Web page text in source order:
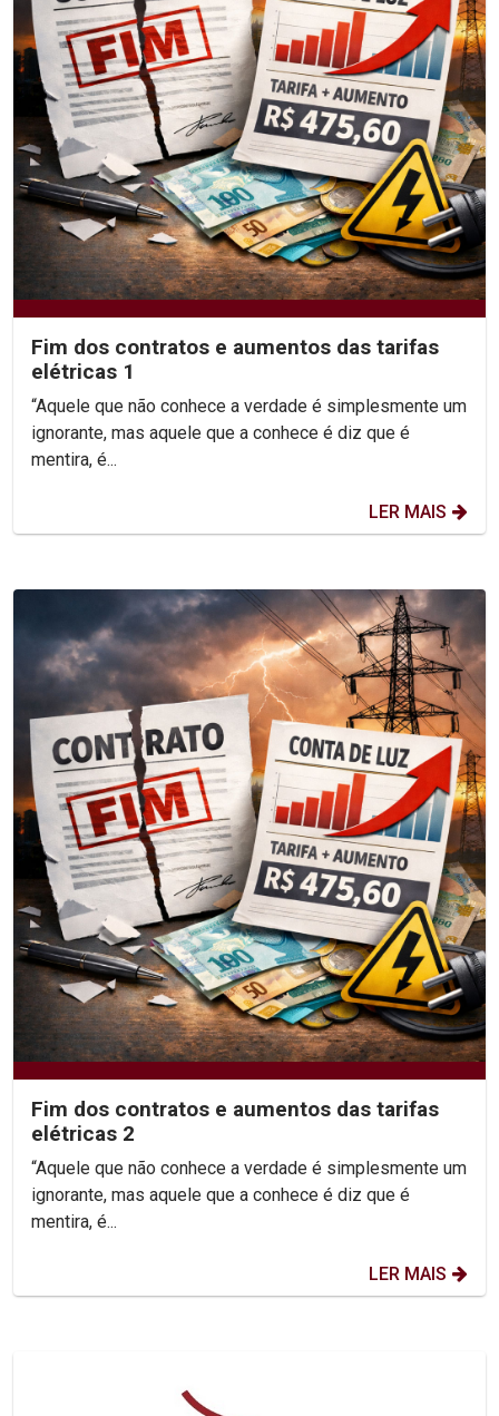
Fim dos contratos e aumentos das tarifas
elétricas 1
“Aquele que não conhece a verdade é simplesmente um
ignorante, mas aquele que a conhece é diz que é
mentira, é...
LER MAIS
Fim dos contratos e aumentos das tarifas
elétricas 2
“Aquele que não conhece a verdade é simplesmente um
ignorante, mas aquele que a conhece é diz que é
mentira, é...
LER MAIS